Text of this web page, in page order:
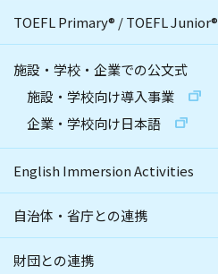
TOEFL Primary® /TOEFL Junior®
施設・学校・企業での公文式
施設・学校向け導入事業
企業・学校向け日本語
English Immersion Activities
自治体・省庁との連携
財団との連携